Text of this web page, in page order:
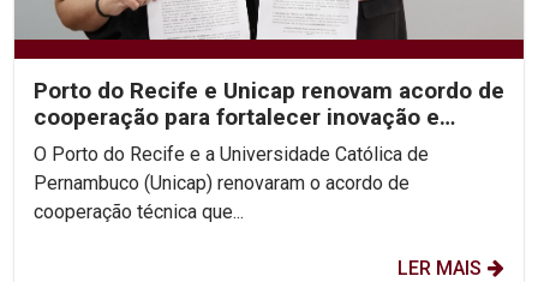
Porto do Recife e Unicap renovam acordo de
cooperação para fortalecer inovação e
formação acadêmica
O Porto do Recife e a Universidade Católica de
Pernambuco (Unicap) renovaram o acordo de
cooperação técnica que...
LER MAIS